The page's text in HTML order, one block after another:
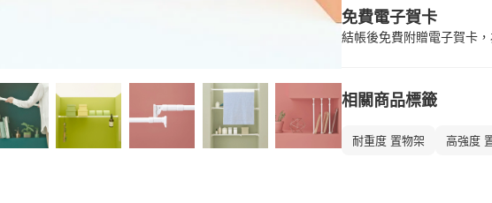
免費電子賀卡
結帳後免費附贈電子賀卡
相關商品標籤
耐重度 置物架 高強度